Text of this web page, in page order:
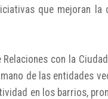
que mejoran la
Relaciones con la
de las entidades
en los barrios,